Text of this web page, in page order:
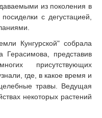
из поколения в
с дегустацией,
Кунгурской" собрала
представив
присутствующих
где, в какое время и
травы. Ведущая
некоторых растений